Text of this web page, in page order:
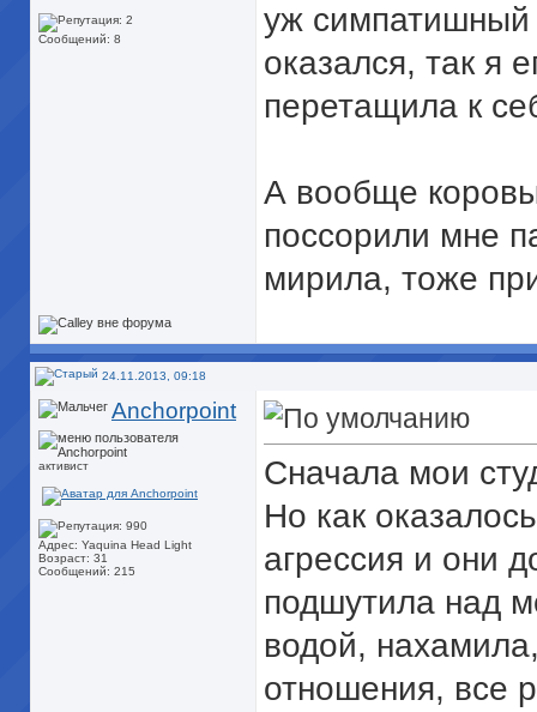
Сообщений: 8
уж симпатишный
оказался, так я
перетащила к
А вообще
поссорили мне
мирила, тоже
24.11.2013, 09:18
Anchorpoint
активист
Адрес: Yaquina Head Light
Возраст: 31
Сообщений: 215
Сначала мои
Но как
агрессия и они
подшутила над
водой,
отношения, все